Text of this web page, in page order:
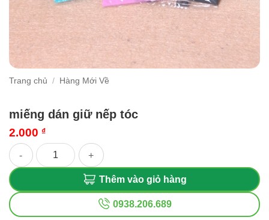
Trang chủ / Hàng Mới Về
miếng dán giữ nếp tóc
2.000 ₫
miếng dán giữ nếp tóc số lượng
Thêm vào giỏ hàng
0938.206.689